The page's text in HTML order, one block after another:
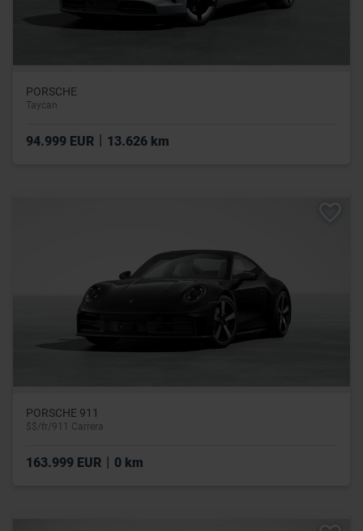
PORSCHE
Taycan
94.999 EUR 13.626 km
PORSCHE 911
$$/fr/911 Carrera
163.999 EUR | 0 km